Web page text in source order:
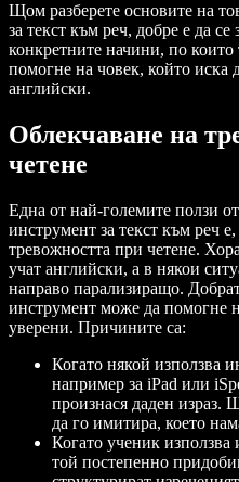
Щом разберете основите на
за текст към реч, добре е да
конкретните начини, по
помогне на човек, който иска
английски.
Облекчаване на
четене
Една от най-големите ползи
инструмент за текст към реч
тревожността при четене.
учат английски, а в някои
направо парализиращо.
инструмент може да помогне
уверени. Причините са:
Когато някой използва
например за iPad или
произнася даден израз.
да го имитира, което
Когато ученик използва
той постепенно